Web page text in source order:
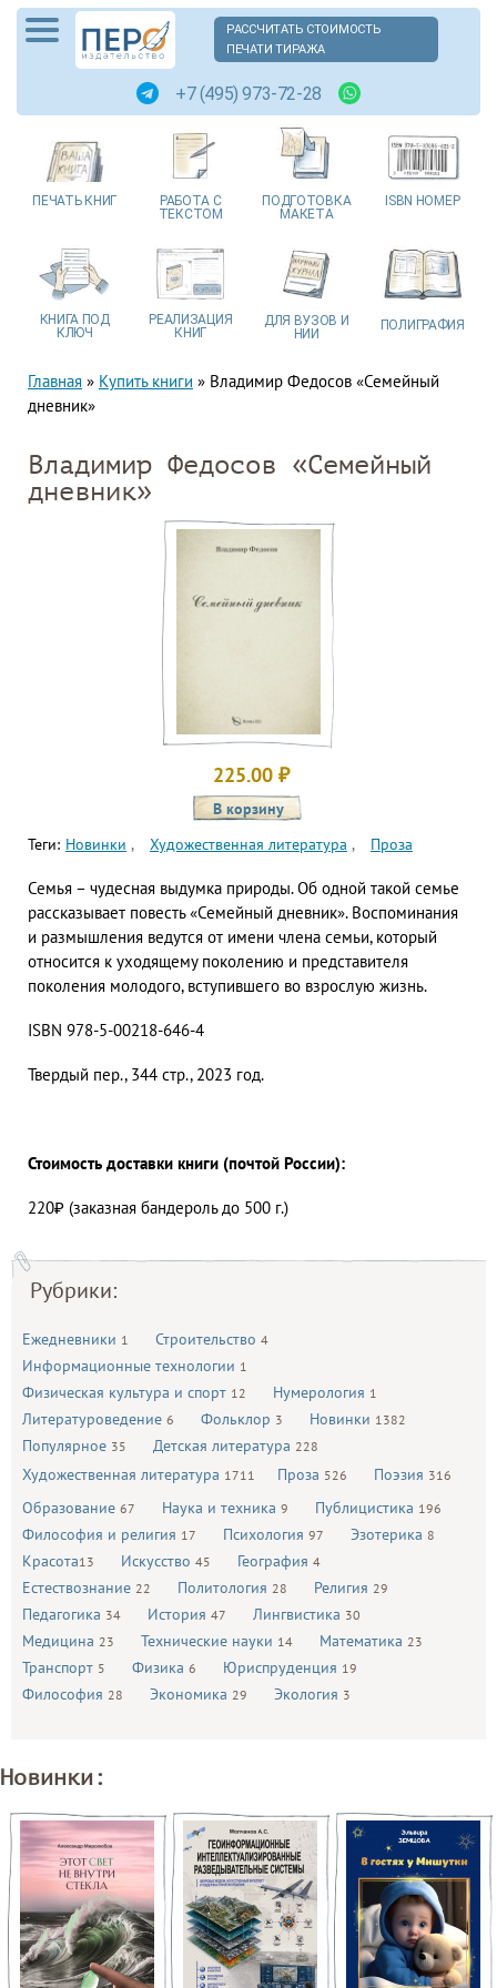
РАССЧИТАТЬ СТОИМОСТЬ
ПЕЧАТИ ТИРАЖА
+7 (495) 973-72-28
ПЕЧАТЬ КНИГ РАБОТА С
ТЕКСТОМ
ПОДГОТОВКА
МАКЕТА
ISBN НОМЕР
КНИГА ПОД
КЛЮЧ
РЕАЛИЗАЦИЯ
КНИГ
ДЛЯ ВУЗОВ И
НИИ
ПОЛИГРАФИЯ
Главная » Купить книги » Владимир Федосов «Семейный
дневник»
Рубрики:
Ежедневники 1 Строительство 4
Информационные технологии 1
Физическая культура и спорт 12 Нумерология 1
Литературоведение 6 Фольклор 3 Новинки 1382
Популярное 35 Детская литература 228
Художественная литература 1711 Проза 526 Поэзия 316
Образование 67 Наука и техника 9 Публицистика 196
Философия и религия 17 Психология 97 Эзотерика 8
Красота13 Искусство 45 География 4
Естествознание 22 Политология 28 Религия 29
Педагогика 34 История 47 Лингвистика 30
Медицина 23 Технические науки 14 Математика 23
Транспорт 5 Физика 6 Юриспруденция 19
Философия 28 Экономика 29 Экология 3
Владимир Федосов «Семейный
дневник»
225.00 ₽
Теги: Новинки Художественная литература Проза
Семья – чудесная выдумка природы. Об одной такой семье
рассказывает повесть «Семейный дневник». Воспоминания
и размышления ведутся от имени члена семьи, который
относится к уходящему поколению и представителя
поколения молодого, вступившего во взрослую жизнь.
ISBN 978-5-00218-646-4
Твердый пер., 344 стр., 2023 год.
Стоимость доставки книги (почтой России):
220₽ (заказная бандероль до 500 г.)
Новинки: